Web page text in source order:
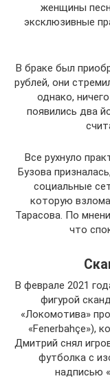
женщины
эксклюзивные
В браке был
рублей, они
однако,
появились два
Все рухнуло
Бузова
социальные
которую
Тарасова. По
что
В феврале 2021
фигурой
«Локомотива»
«Fenerbahçe»),
Дмитрий снял
футболка с
надписью